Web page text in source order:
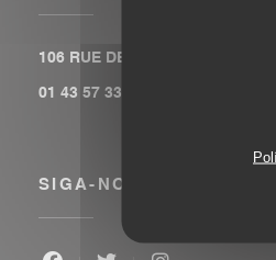
106 RUE DE LA FOLIE
01 43 57 33 78
SIGA-NOS